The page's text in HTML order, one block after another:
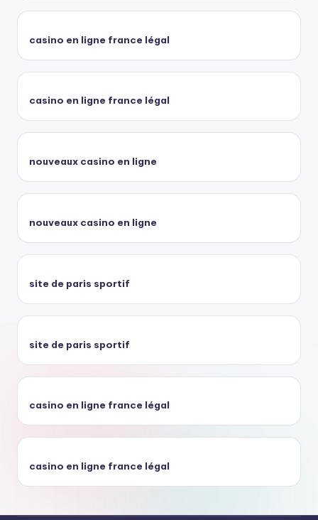
casino en ligne france légal
casino en ligne france légal
nouveaux casino en ligne
nouveaux casino en ligne
site de paris sportif
site de paris sportif
casino en ligne france légal
casino en ligne france légal